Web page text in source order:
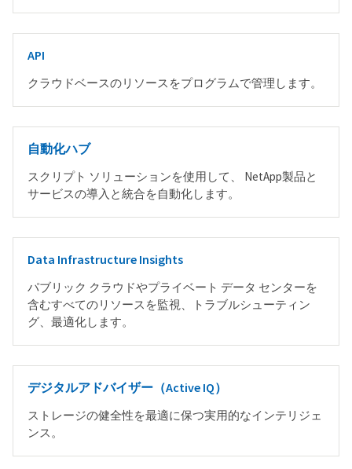
API
クラウドベースのリソースをプログラムで管理します。
自動化ハブ
スクリプト ソリューションを使用して、 NetApp製品と
サービスの導入と統合を自動化します。
Data Infrastructure Insights
パブリック クラウドやプライベート データ センターを
含むすべてのリソースを監視、トラブルシューティン
グ、最適化します。
デジタルアドバイザー（Active IQ）
ストレージの健全性を最適に保つ実用的なインテリジェ
ンス。